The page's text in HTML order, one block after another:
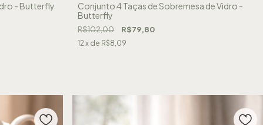
- Butterfly
Conjunto 4 Taças de Sobremesa de Vidro -
Butterfly
R$102,00 R$79,80
12x de R$8,09